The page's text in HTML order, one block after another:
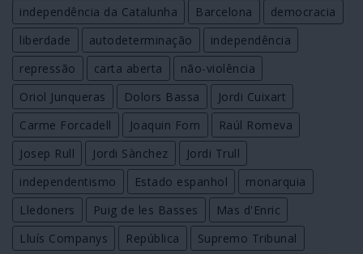
independência da Catalunha
Barcelona
democracia
liberdade
autodeterminação
independência
repressão
carta aberta
não-violência
Oriol Junqueras
Dolors Bassa
Jordi Cuixart
Carme Forcadell
Joaquin Forn
Raúl Romeva
Josep Rull
Jordi Sànchez
Jordi Trull
independentismo
Estado espanhol
monarquia
Lledoners
Puig de les Basses
Mas d'Enric
Lluís Companys
República
Supremo Tribunal